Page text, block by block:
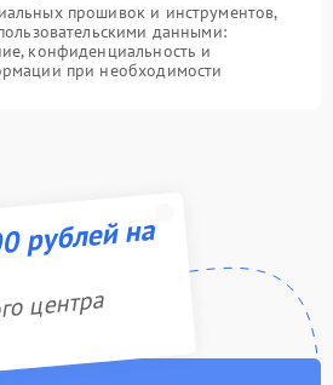
прошивок и инструментов,
данными:
конфиденциальность и
при необходимости
рублей на
центра